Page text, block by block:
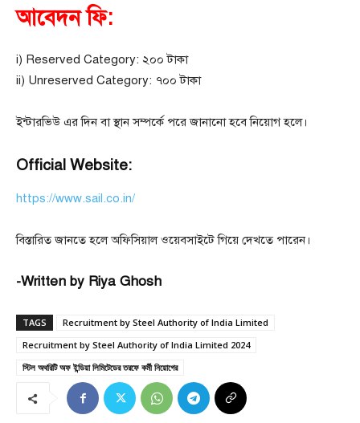
আবেদন ফি:
i) Reserved Category: ২০০ টাকা
ii) Unreserved Category: ৭০০ টাকা
ইন্টারভিউ এর দিন বা স্থান সম্পর্কে পরে জানানো হবে নিয়োগ হলে।
Official Website:
https://www.sail.co.in/
বিস্তারিত জানতে হলে অফিসিয়াল ওয়েবসাইটে গিয়ে দেখতে পারেন।
-Written by Riya Ghosh
TAGS
Recruitment by Steel Authority of India Limited
Recruitment by Steel Authority of India Limited 2024
স্টিল অথরিটি অফ ইন্ডিয়া লিমিটেডের তরফে কর্মী নিয়োগের